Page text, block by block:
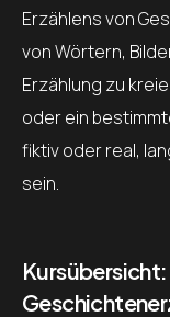
Erzählens von
von Wörtern,
Erzählung zu
oder ein
fiktiv oder real,
sein.